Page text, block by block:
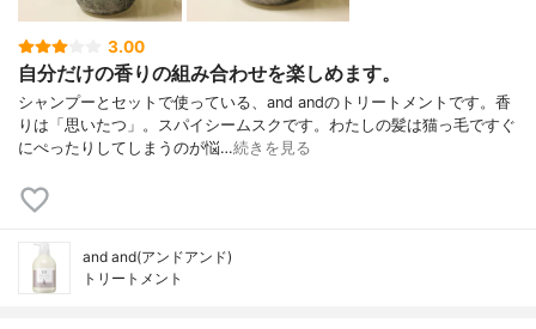
3.00
自分だけの香りの組み合わせを楽しめます。
シャンプーとセットで使っている、and andのトリートメントです。香
りは「思いたつ」。スパイシームスクです。わたしの髪は猫っ毛ですぐ
にぺったりしてしまうのが悩…続きを見る
and and(アンドアンド)
トリートメント